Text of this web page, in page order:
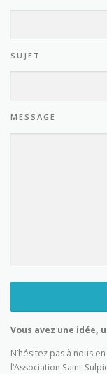
SUJET
MESSAGE
Vous avez une idée,
N’hésitez pas à nous
l’Association Saint-